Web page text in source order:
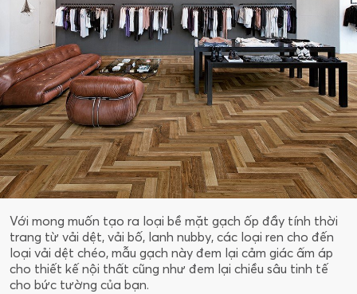
Với mong muốn tạo ra loại bề mặt gạch ốp đầy tính thời
trang từ vải dệt, vải bố, lanh nubby, các loại ren cho đến
loại vải dệt chéo, mẫu gạch này đem lại cảm giác ấm áp
cho thiết kế nội thất cũng như đem lại chiều sâu tinh tế
cho bức tường của bạn.